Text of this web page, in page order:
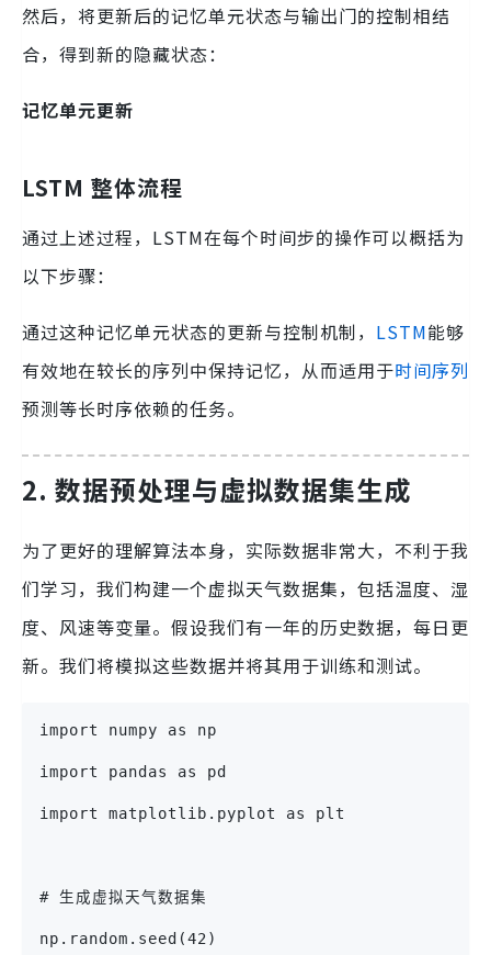
然后，将更新后的记忆单元状态与输出门的控制相结
合，得到新的隐藏状态：
记忆单元更新
LSTM 整体流程
通过上述过程，LSTM在每个时间步的操作可以概括为
以下步骤：
通过这种记忆单元状态的更新与控制机制， LSTM能够
有效地在较长的序列中保持记忆，从而适用于时间序列
预测等长时序依赖的任务。
2. 数据预处理与虚拟数据集生成
为了更好的理解算法本身，实际数据非常大，不利于我
们学习，我们构建一个虚拟天气数据集，包括温度、湿
度、风速等变量。假设我们有一年的历史数据，每日更
新。我们将模拟这些数据并将其用于训练和测试。
import numpy as np
import pandas as pd
import matplotlib.pyplot as plt
# 生成虚拟天气数据集
np.random.seed(42)